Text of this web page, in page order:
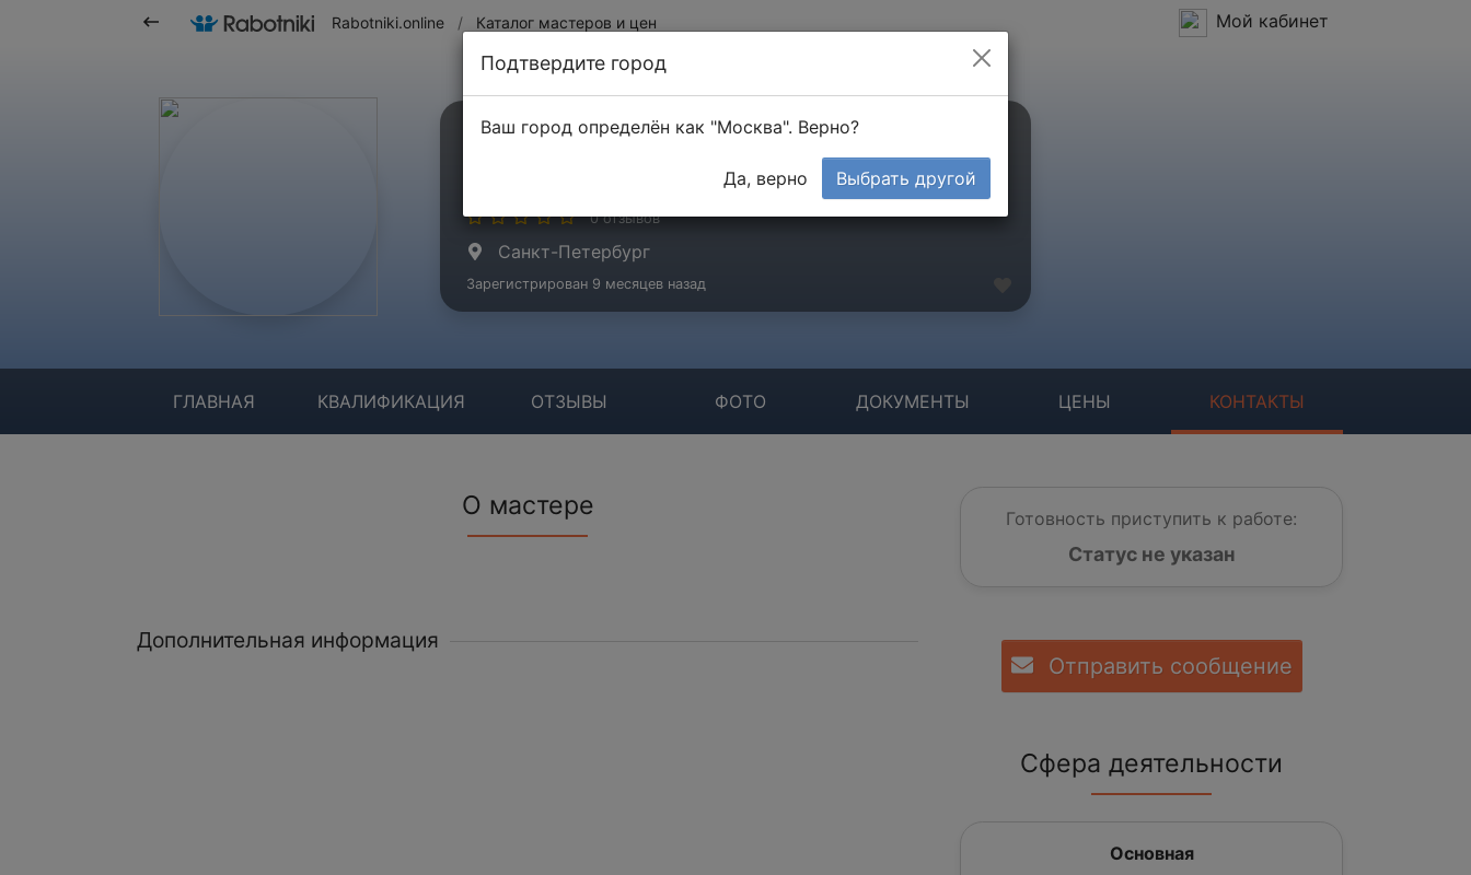
Rabotniki.online / Каталог мастеров и цен Мой кабинет
угол
0 отзывов
Санкт-Петербург
Зарегистрирован 9 месяцев назад
ГЛАВНАЯ КВАЛИФИКАЦИЯ ОТЗЫВЫ ФОТО ДОКУМЕНТЫ ЦЕНЫ КОНТАКТЫ
О мастере
Дополнительная информация
Готовность приступить к работе:
Статус не указан
Отправить сообщение
Сфера деятельности
Основная
Подтвердите город
Ваш город определён как "Москва". Верно?
Да, верно Выбрать другой